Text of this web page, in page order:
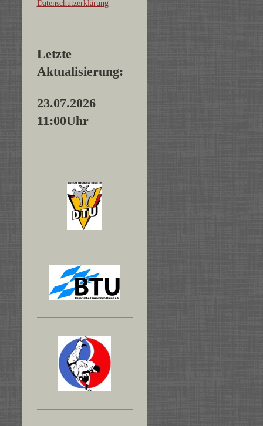
Datenschutzerklärung
Letzte
Aktualisierung:
23.07.2026
11:00Uhr